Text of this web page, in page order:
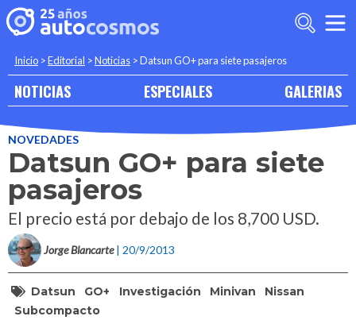
Inicio >Editorial >Noticias >Datsun GO+ para siete pasajeros
NOTICIAS ESPECIALES GALERIAS
NOVEDADES
Datsun GO+ para siete
pasajeros
El precio está por debajo de los 8,700 USD.
Jorge Blancarte | 20/9/2013
Datsun GO+ Investigación Minivan
Nissan
Subcompacto